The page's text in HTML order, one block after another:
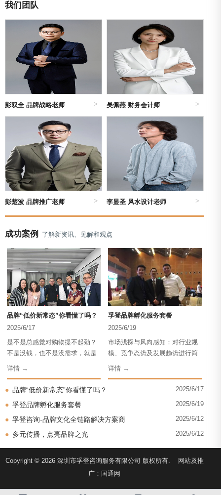
以“数据驱动决策”为核心，融合定量调研与定性分析双重
方法，为客户提供覆盖市场全景的深度洞察。服务涵盖市场
规模测算、增长趋势预测、竞争格局解构、消费者需求挖掘
及政策影响评估等核心模块，通过一手访谈、大数据监测与
权威二手数据交叉验证，形成定制化报告，为企业市场进
入、产品迭代提供可落地的决策依据。
（一）服务领域：覆盖20+高价值行业
1.前沿科技类：新能源、半导体/芯片、人工智能、元宇
2.制造消费类：汽车及零部件、消费电子、智能家居、服
装纺织、美妆个护
3.民生健康类：生物医药、医疗器械、食品饮料、文旅康
养、宠物经济
4.服务科技类：跨境电商、物流供应链、教育培训、环保
（二）服务核心：数据驱动，全维度洞察
以“数据驱动决策”为核心方法论，融合定量调研与定性分
析，构建覆盖市场全周期的服务模块：
1.市场规模测算：精准量化行业容量，明确市场边界
2.增长趋势预测：结合政策、需求等因素，预判行业发展
3.竞争格局解构：分析头部企业策略，梳理市场竞争态势
4.消费者需求挖掘：精准捕捉用户痛点与偏好，指导产品
定位
5.政策影响评估：解读行业政策导向，规避风险、把握机
遇
（三）报告保障：三重验证，定制输出
通过“一手访谈+大数据监测+权威二手数据”交叉验证，确
保数据真实可靠；根据企业具体需求输出定制化报告，为市
场进入布局、产品迭代升级、竞争策略制定提供高参考性、
可落地的决策依据。
我们团队
彭双全 品牌战略老师 吴佩燕 财务会计师
彭楚波 品牌推广老师 李显圣 风水设计老师
成功案例 了解新资讯、见解和观点
品牌“低价新常态”你看懂了吗？
2025/6/17
是不是总感觉对购物提不起劲？
不是没钱，也不是没需求，就是
找不到非买不可的理由。别以为
国消费市场翻天覆地的变化！···
详情 →
孚登品牌孵化服务套餐
2025/6/19
市场浅探与风向感知：对行业规
模、竞争态势及发展趋势进行简
要分析，为品牌提供基础的市场
详情 →
2025/6/17
● 品牌“低价新常态”你看懂了吗？
2025/6/19
● 孚登品牌孵化服务套餐
2025/6/12
● 孚登咨询-品牌文化全链路解决方案商
2025/6/12
● 多元传播，点亮品牌之光
Copyright © 2026 深圳市孚登咨询服务有限公司 版权所有. 网站及推
广： 国通网